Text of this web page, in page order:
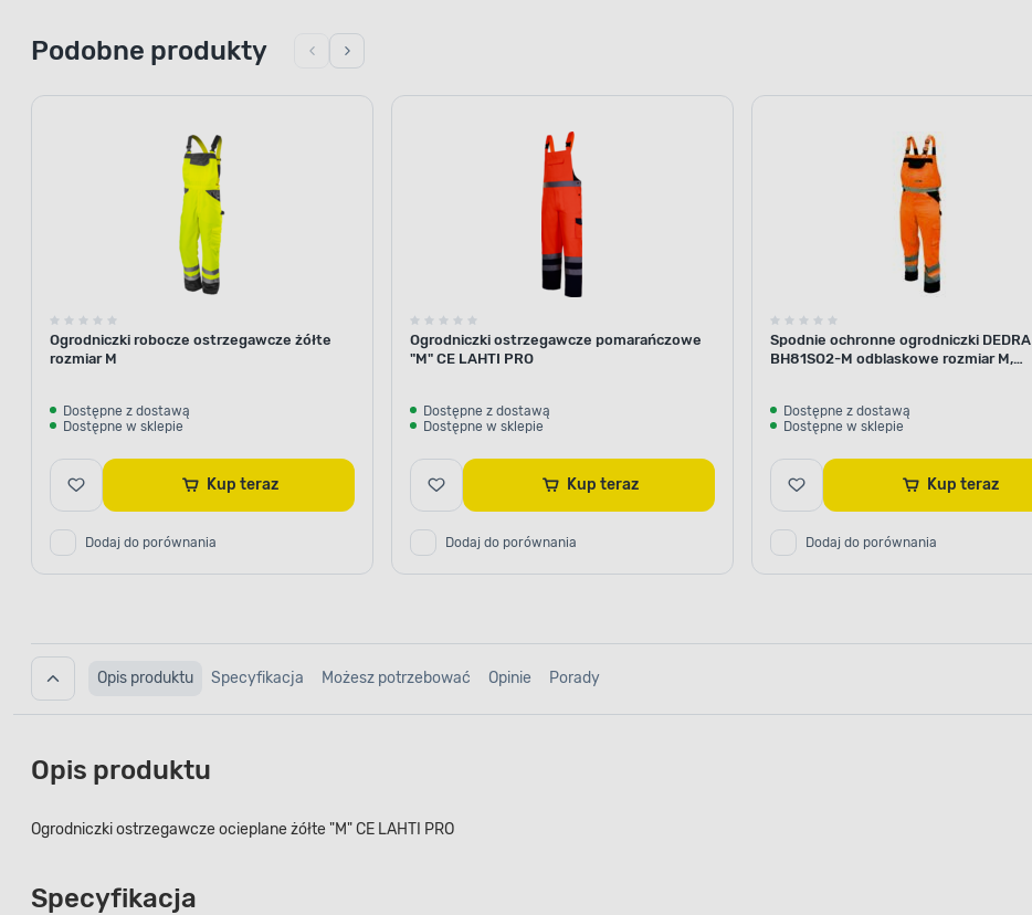
Podobne produkty
Ogrodniczki robocze ostrzegawcze żółte
rozmiar M
Dostępne z dostawą
Dostępne w sklepie
Kup teraz
Dodaj do porównania
Ogrodniczki ostrzegawcze pomarańczowe
"M" CE LAHTI PRO
Dostępne z dostawą
Dostępne w sklepie
Kup teraz
Dodaj do porównania
Spodnie ochronne ogrodniczki DEDRA
BH81SO2-M odblaskowe rozmiar M,
Dostępne z dostawą
Dostępne w sklepie
Kup teraz
Dodaj do porównania
Opis produktu Specyfikacja Możesz potrzebować Opinie Porady
Opis produktu
Ogrodniczki ostrzegawcze ocieplane żółte "M" CE LAHTI PRO
Specyfikacja